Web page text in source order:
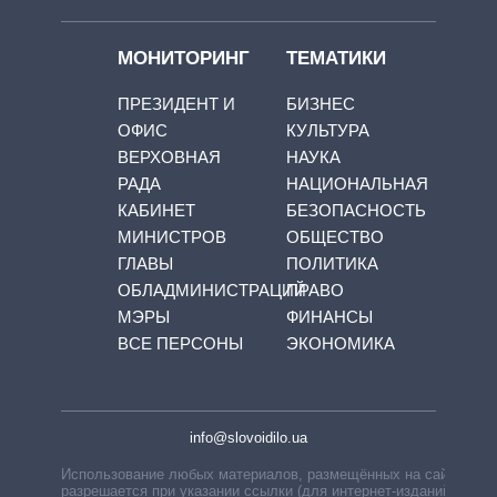
МОНИТОРИНГ
ПРЕЗИДЕНТ И
ОФИС
ВЕРХОВНАЯ
РАДА
КАБИНЕТ
МИНИСТРОВ
ГЛАВЫ
ОБЛАДМИНИСТРАЦИЙ
МЭРЫ
ВСЕ ПЕРСОНЫ
ТЕМАТИКИ
БИЗНЕС
КУЛЬТУРА
НАУКА
НАЦИОНАЛЬНАЯ
БЕЗОПАСНОСТЬ
ОБЩЕСТВО
ПОЛИТИКА
ПРАВО
ФИНАНСЫ
ЭКОНОМИКА
info@slovoidilo.ua
Использование любых материалов, размещённых на сайте,
разрешается при указании ссылки (для интернет-изданий —